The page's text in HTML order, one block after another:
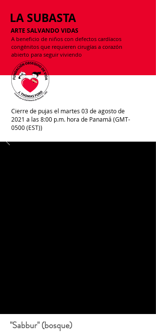
LA SUBASTA
ARTE SALVANDO VIDAS
A beneficio de niños con defectos cardíacos
congénitos que requieren cirugías a corazón
abierto para seguir viviendo
Cierre de pujas el martes 03 de agosto de
2021 a las 8:00 p.m. hora de Panamá (GMT-
0500 (EST))
"Sabbur" (bosque)